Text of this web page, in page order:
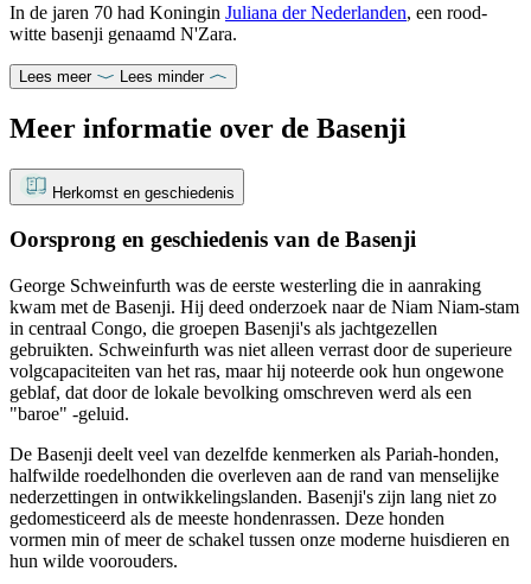
In de jaren 70 had Koningin Juliana der Nederlanden, een rood-
witte basenji genaamd N'Zara.
Lees meer Lees minder
Meer informatie over de Basenji
Herkomst en geschiedenis
Oorsprong en geschiedenis van de Basenji
George Schweinfurth was de eerste westerling die in aanraking
kwam met de Basenji. Hij deed onderzoek naar de Niam Niam-stam
in centraal Congo, die groepen Basenji's als jachtgezellen
gebruikten. Schweinfurth was niet alleen verrast door de superieure
volgcapaciteiten van het ras, maar hij noteerde ook hun ongewone
geblaf, dat door de lokale bevolking omschreven werd als een
"baroe" -geluid.
De Basenji deelt veel van dezelfde kenmerken als Pariah-honden,
halfwilde roedelhonden die overleven aan de rand van menselijke
nederzettingen in ontwikkelingslanden. Basenji's zijn lang niet zo
gedomesticeerd als de meeste hondenrassen. Deze honden
vormen min of meer de schakel tussen onze moderne huisdieren en
hun wilde voorouders.